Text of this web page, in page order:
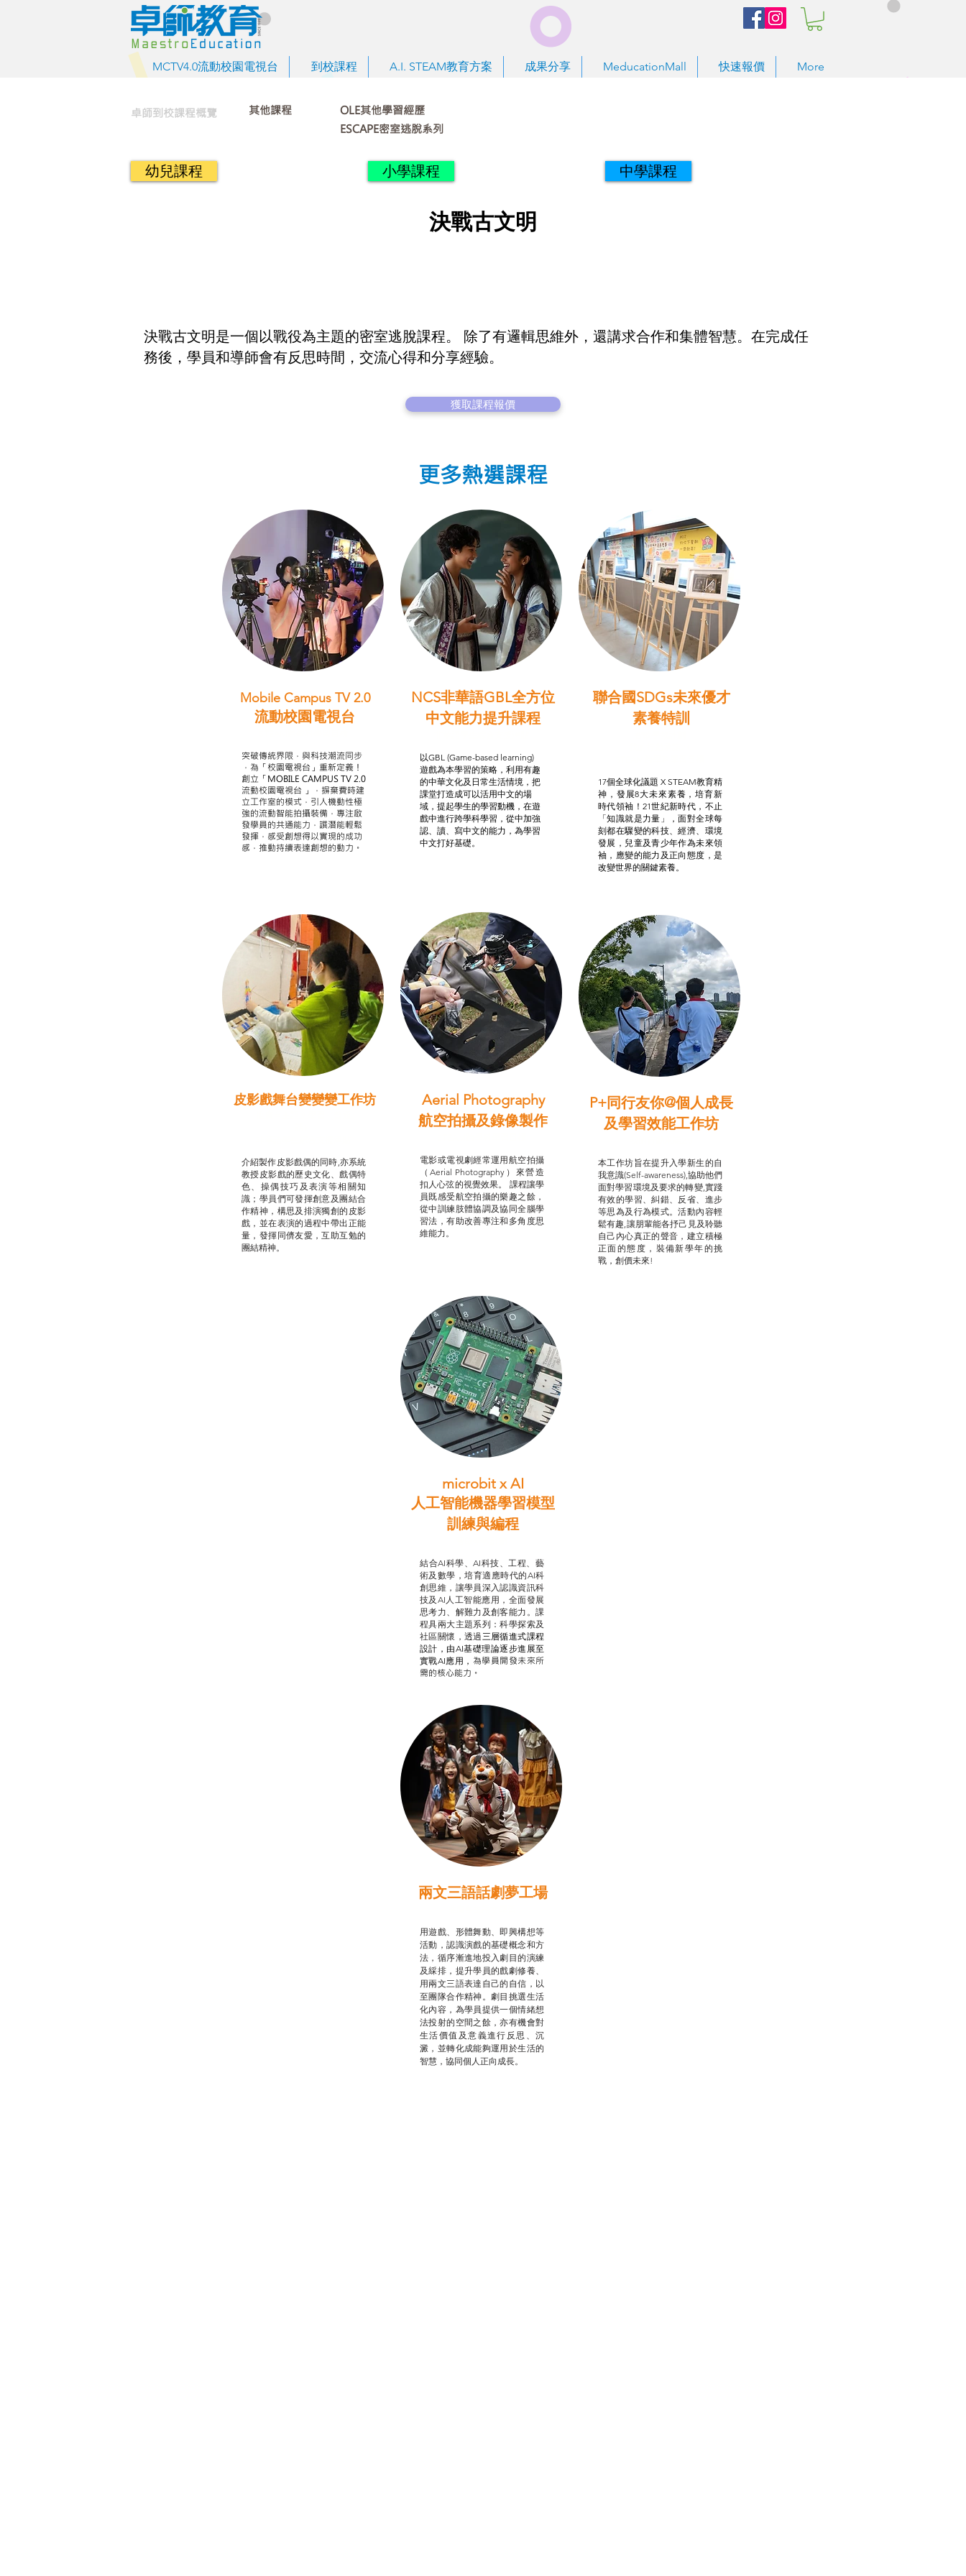
MCTV4.0流動校園電視台 到校課程 A.I. STEAM教育方案 成果分享 MeducationMall 快速報價 More
卓師到校課程概覽
其他課程
ESCAPE密室逃脫系列
OLE其他學習經歷
決戰古文明是一個以戰役為主題的密室逃脫課程。 除了有邏輯思維外，還講求合作和集體智慧。在完成任
務後，學員和導師會有反思時間，交流心得和分享經驗。
獲取課程報價
幼兒課程 小學課程 中學課程
決戰古文明
更多熱選課程
Mobile Campus TV 2.0
流動校園電視台
突破傳統界限，與科技潮流同步
，為「校園電視台」重新定義！
創立「MOBILE CAMPUS TV 2.0
流動校園電視台 」，摒棄費時建
立工作室的模式，引人機動性極
強的流動智能拍攝裝備，專注啟
發學員的共通能力，譔潛能輕鬆
發揮，感受創想得以實現的成功
感，推動持續表達創想的動力。
皮影戲舞台變變變工作坊
介紹製作皮影戲偶的同時,亦系統
教授皮影戲的歷史文化、戲偶特
色、操偶技巧及表演等相關知
識；學員們可發揮創意及團結合
作精神，構思及排演獨創的皮影
戲，並在表演的過程中帶出正能
量，發揮同儕友愛，互助互勉的
團結精神。
NCS非華語GBL全方位
中文能力提升課程
以GBL (Game-based learning)
遊戲為本學習的策略，利用有趣
的中華文化及日常生活情境，把
課堂打造成可以活用中文的場
域，提起學生的學習動機，在遊
戲中進行跨學科學習，從中加強
認、讀、寫中文的能力，為學習
中文打好基礎。
Aerial Photography
航空拍攝及錄像製作
電影或電視劇經常運用航空拍攝
（Aerial Photography）來營造
扣人心弦的視覺效果。 課程讓學
員既感受航空拍攝的樂趣之餘，
從中訓練肢體協調及協同全腦學
習法，有助改善專注和多角度思
維能力。
聯合國SDGs未來優才
素養特訓
17個全球化議題 X STEAM教育精
神，發展8大未來素養，培育新
時代領袖！21世紀新時代，不止
「知識就是力量」，面對全球每
刻都在驟變的科技、經濟、環境
發展，兒童及青少年作為未來領
袖，應變的能力及正向態度，是
改變世界的關鍵素養。
P+同行友你@個人成長
及學習效能工作坊
本工作坊旨在提升入學新生的自
我意識(Self-awareness),協助他們
面對學習環境及要求的轉變,實踐
有效的學習、糾錯、反省、進步
等思為及行為模式。活動內容輕
鬆有趣,讓朋輩能各抒己見及聆聽
自己內心真正的聲音，建立積極
正面的態度，裝備新學年的挑
戰，創價未來!
microbit x AI
人工智能機器學習模型
訓練與編程
結合AI科學、AI科技、工程、藝
術及數學，培育適應時代的AI科
創思維，讓學員深入認識資訊科
技及AI人工智能應用，全面發展
思考力、解難力及創客能力。課
程具兩大主題系列：科學探索及
社區關懷，透過 三層循進式課程
設計， 由AI基礎理論逐步進展至
實戰AI應用， 為學員開發未來所
需的核心能力。
兩文三語話劇夢工場
用遊戲、形體舞動、即興構想等
活動，認識演戲的基礎概念和方
法，循序漸進地投入劇目的演練
及綵排，提升學員的戲劇修養、
用兩文三語表達自己的自信，以
至團隊合作精神。劇目挑選生活
化內容，為學員提供一個情緒想
法投射的空間之餘，亦有機會對
生活價值及意義進行反思、沉
澱，並轉化成能夠運用於生活的
智慧，協同個人正向成長。